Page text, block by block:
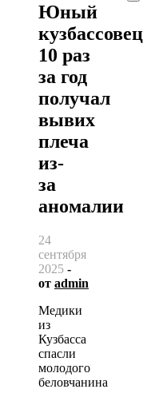
Юный
кузбассовец
10 раз
за год
получал
вывих
плеча
из-
за
аномалии
24
сентября
2025 -
от admin
Медики
из
Кузбасса
спасли
молодого
беловчанина